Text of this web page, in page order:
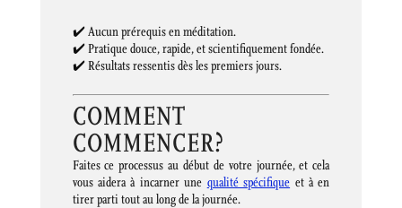
✔️ Aucun prérequis en méditation.
✔️ Pratique douce, rapide, et scientifiquement fondée.
✔️ Résultats ressentis dès les premiers jours.
COMMENT
COMMENCER?
Faites ce processus au début de votre journée, et cela
vous aidera à incarner une qualité spécifique et à en
tirer parti tout au long de la journée.